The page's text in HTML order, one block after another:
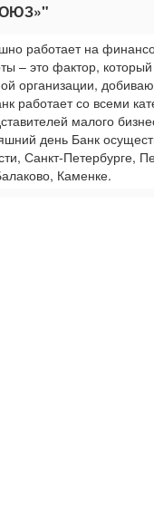
работает на
– это фактор,
организации,
работает со всеми
малого
день Банк
Санкт-Петербурге,
Каменке.